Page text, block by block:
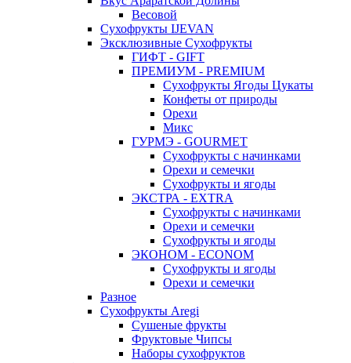
Весовой
Сухофрукты IJEVAN
Эксклюзивные Сухофрукты
ГИФТ - GIFT
ПРЕМИУМ - PREMIUM
Сухофрукты Ягоды Цукаты
Конфеты от природы
Орехи
Микс
ГУРМЭ - GOURMET
Сухофрукты с начинками
Орехи и семечки
Сухофрукты и ягоды
ЭКСТРА - EXTRA
Сухофрукты с начинками
Орехи и семечки
Сухофрукты и ягоды
ЭКОНОМ - ECONOM
Сухофрукты и ягоды
Орехи и семечки
Разное
Сухофрукты Aregi
Сушеные фрукты
Фруктовые Чипсы
Наборы сухофруктов